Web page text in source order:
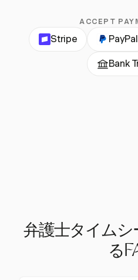
ACCEPT
Stripe PayPal
Bank
弁護士タイムシ
る